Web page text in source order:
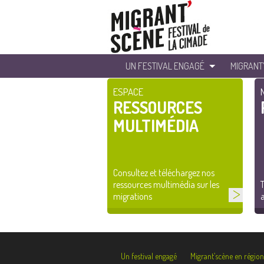
UN FESTIVAL ENGAGÉ
ESPACE
RESSOURCES
MULTIMÉDIA
Consultez et téléchargez nos
ressources multimédia sur les
migrations
Un festival engagé Migrant’scène en région